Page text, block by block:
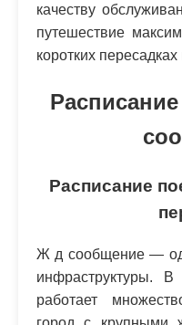
качеству
путешествие
коротких
Расписание
Ж д сообщение —
инфраструктуры.
работает